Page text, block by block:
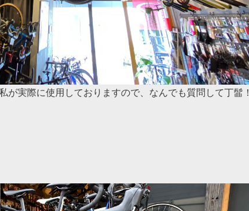
が実際に使用しておりますので、なんでも質問して丁髷！